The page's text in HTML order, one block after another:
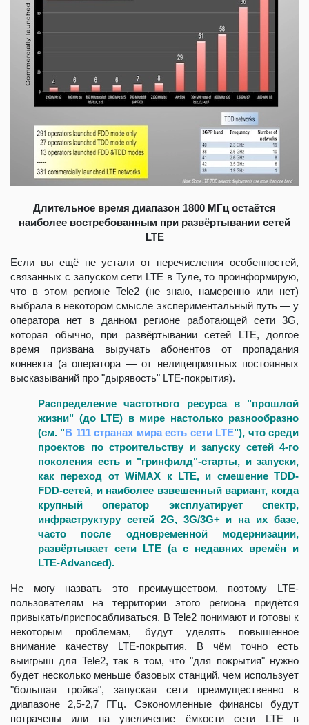
Длительное время диапазон 1800 МГц остаётся
наиболее востребованным при развёртывании сетей
LTE
Если вы ещё не устали от перечисления особенностей,
связанных с запуском сети LTE в Туле, то проинформирую,
что в этом регионе Tele2 (не знаю, намеренно или нет)
выбрала в некотором смысле экспериментальный путь — у
оператора нет в данном регионе работающей сети 3G,
которая обычно, при развёртывании сетей LTE, долгое
время призвана выручать абонентов от пропадания
коннекта (а оператора — от нелицеприятных постоянных
высказываний про "дырявость" LTE-покрытия).
Распределение частотного ресурса в "прошлой
жизни" (до LTE) в мире настолько разнообразно
(см. "В 111 странах мира есть сети LTE"), что среди
проектов по строительству и запуску сетей 4-го
поколения есть и "гринфилд"-старты, и запуски,
как переход от WiMAX к LTE, и смешение TDD-
FDD-сетей, и наиболее взвешенный вариант, когда
крупный оператор эксплуатирует спектр,
инфраструктуру сетей 2G, 3G/3G+ и на их базе,
часто после одновременной модернизации,
развёртывает сети LTE (а с недавних времён и
LTE-Advanced).
Не могу назвать это преимуществом, поэтому LTE-
пользователям на территории этого региона придётся
привыкать/приспосабливаться. В Tele2 понимают и готовы к
некоторым проблемам, будут уделять повышенное
внимание качеству LTE-покрытия. В чём точно есть
выигрыш для Tele2, так в том, что "для покрытия" нужно
будет несколько меньше базовых станций, чем использует
"большая тройка", запуская сети преимущественно в
диапазоне 2,5-2,7 ГГц. Сэкономленные финансы будут
потрачены или на увеличение ёмкости сети LTE в